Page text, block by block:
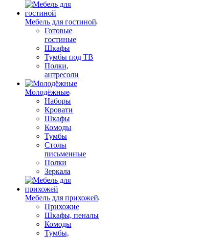
Мебель для гостиной
Готовые
гостиные
Шкафы
Тумбы под ТВ
Полки,
антресоли
Молодёжные
Наборы
Кровати
Шкафы
Комоды
Тумбы
Столы
письменные
Полки
Зеркала
Мебель для прихожей
Прихожие
Шкафы, пеналы
Комоды
Тумбы,